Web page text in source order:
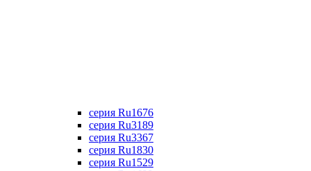
серия Ru1676
серия Ru3189
серия Ru3367
cерия Ru1830
серия Ru1529